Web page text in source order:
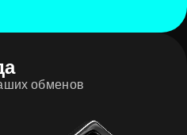
обменов